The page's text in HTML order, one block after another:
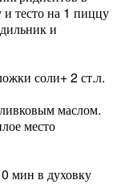
тесто на 1 пиццу
и
соли+ 2 ст.л.
маслом.
место
мин в духовку